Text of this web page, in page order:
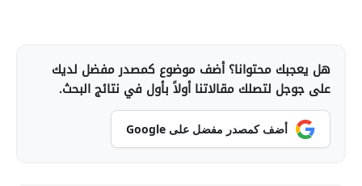
هل يعجبك محتوانا؟ أضف موضوع كمصدر مفضل لديك
على جوجل لتصلك مقالاتنا أولاً بأول في نتائج البحث.
أضف كمصدر مفضل على Google